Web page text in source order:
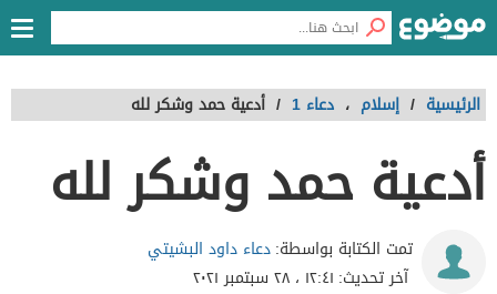
الرئيسية / إسلام ، دعاء 1 / أدعية حمد وشكر لله
أدعية حمد وشكر لله
تمت الكتابة بواسطة:دعاء داود البشيتي
آخر تحديث: ١٢:٤١ ، ٢٨ سبتمبر ٢٠٢١